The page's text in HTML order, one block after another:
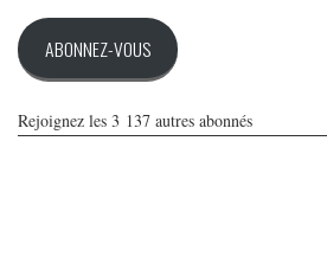
ABONNEZ-VOUS
Rejoignez les 3 137 autres abonnés